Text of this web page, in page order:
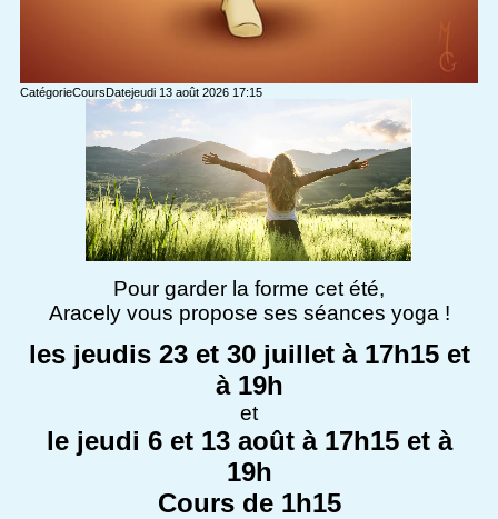
CatégorieCoursDatejeudi 13 août 2026 17:15
Pour garder la forme cet été,
Aracely vous propose ses séances yoga !
les jeudis 23 et 30 juillet à 17h15 et
à 19h
et
le jeudi 6 et 13 août à 17h15 et à
19h
Cours de 1h15